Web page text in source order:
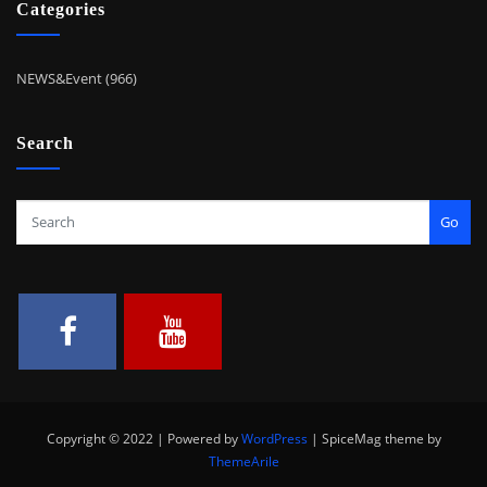
Categories
NEWS&Event (966)
Search
Go
Copyright © 2022 | Powered byWordPress | SpiceMag theme by
ThemeArile